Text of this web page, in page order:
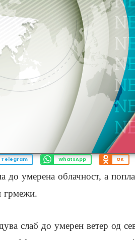
Telegram WhatsApp OK
до умерена облачност, а
грмежи.
слаб до умерен ветер од